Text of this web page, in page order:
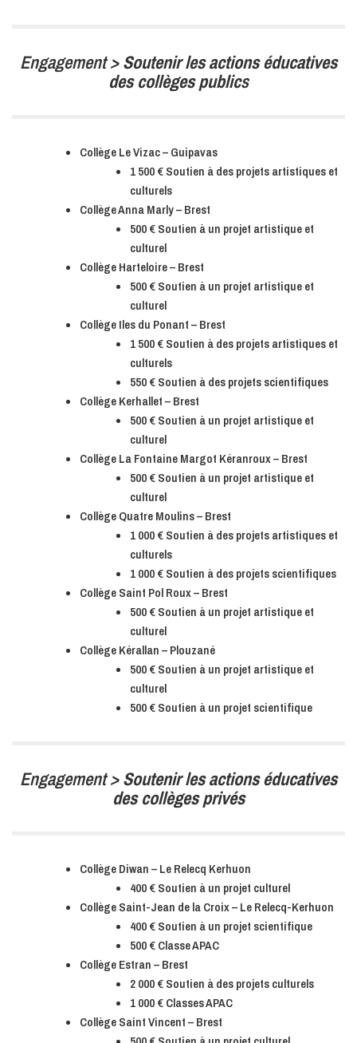
Engagement >Soutenir les actions éducatives
des collèges publics
Collège Le Vizac – Guipavas
1 500 € Soutien à des projets artistiques et
culturels
Collège Anna Marly – Brest
500 € Soutien à un projet artistique et
culturel
Collège Harteloire – Brest
500 € Soutien à un projet artistique et
culturel
Collège Iles du Ponant – Brest
1 500 € Soutien à des projets artistiques et
culturels
550 € Soutien à des projets scientifiques
Collège Kerhallet – Brest
500 € Soutien à un projet artistique et
culturel
Collège La Fontaine Margot Kéranroux – Brest
500 € Soutien à un projet artistique et
culturel
Collège Quatre Moulins – Brest
1 000 € Soutien à des projets artistiques et
culturels
1 000 € Soutien à des projets scientifiques
Collège Saint Pol Roux – Brest
500 € Soutien à un projet artistique et
culturel
Collège Kérallan – Plouzané
500 € Soutien à un projet artistique et
culturel
500 € Soutien à un projet scientifique
Engagement >Soutenir les actions éducatives
des collèges privés
Collège Diwan – Le Relecq Kerhuon
400 € Soutien à un projet culturel
Collège Saint-Jean de la Croix – Le Relecq-Kerhuon
400 € Soutien à un projet scientifique
500 € Classe APAC
Collège Estran – Brest
2 000 € Soutien à des projets culturels
1 000 € Classes APAC
Collège Saint Vincent – Brest